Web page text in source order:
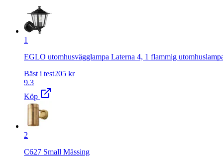
1
EGLO utomhusvägglampa Laterna 4, 1 flammig
Bäst i test205 kr
9.3
Köp
2
C627 Small Mässing